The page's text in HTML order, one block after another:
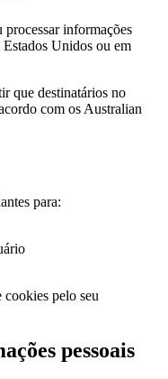
informações
Unidos ou em
que destinatários no
com os Australian
para:
pelo seu
pessoais